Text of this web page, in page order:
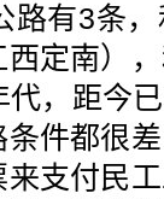
有3条，
定南）
，距今
件都很
支付民